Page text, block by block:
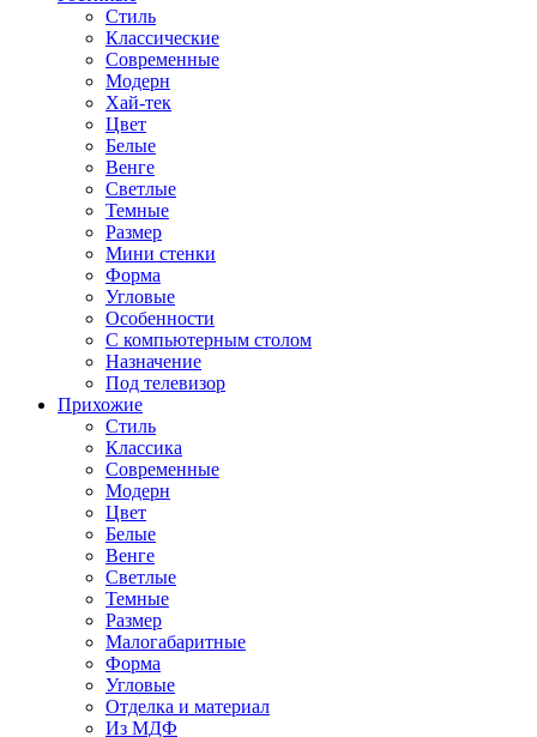
Стиль
Классические
Современные
Модерн
Хай-тек
Цвет
Белые
Венге
Светлые
Темные
Размер
Мини стенки
Форма
Угловые
Особенности
С компьютерным столом
Назначение
Под телевизор
Прихожие
Стиль
Классика
Современные
Модерн
Цвет
Белые
Венге
Светлые
Темные
Размер
Малогабаритные
Форма
Угловые
Отделка и материал
Из МДФ